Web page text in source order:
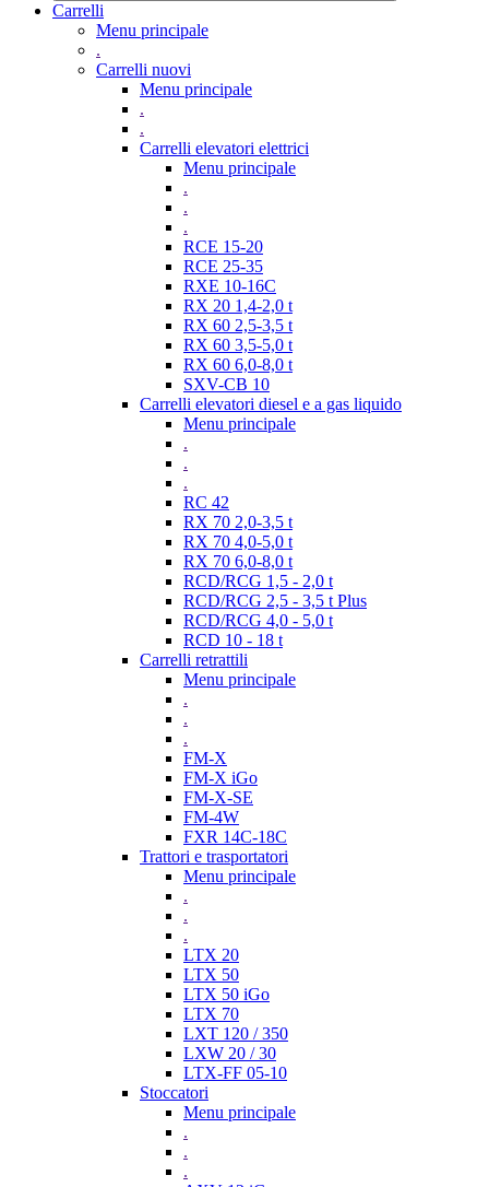
Carrelli
Menu principale
.
Carrelli nuovi
Menu principale
.
.
Carrelli elevatori elettrici
Menu principale
.
.
.
RCE 15-20
RCE 25-35
RXE 10-16C
RX 20 1,4-2,0 t
RX 60 2,5-3,5 t
RX 60 3,5-5,0 t
RX 60 6,0-8,0 t
SXV-CB 10
Carrelli elevatori diesel e a gas liquido
Menu principale
.
.
.
RC 42
RX 70 2,0-3,5 t
RX 70 4,0-5,0 t
RX 70 6,0-8,0 t
RCD/RCG 1,5 - 2,0 t
RCD/RCG 2,5 - 3,5 t Plus
RCD/RCG 4,0 - 5,0 t
RCD 10 - 18 t
Carrelli retrattili
Menu principale
.
.
.
FM-X
FM-X iGo
FM-X-SE
FM-4W
FXR 14C-18C
Trattori e trasportatori
Menu principale
.
.
.
LTX 20
LTX 50
LTX 50 iGo
LTX 70
LXT 120 / 350
LXW 20 / 30
LTX-FF 05-10
Stoccatori
Menu principale
.
.
.